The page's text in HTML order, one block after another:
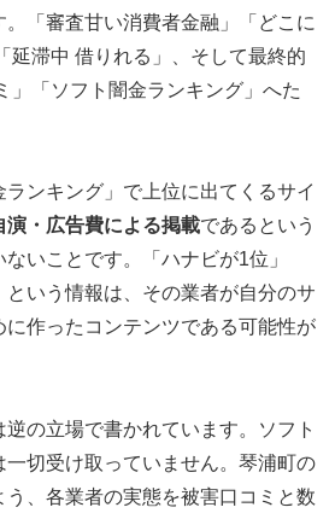
。「審査甘い消費者金融」「どこに
延滞中 借りれる」、そして最終的
」「ソフト闇金ランキング」へた
ンキング」で上位に出てくるサイ
演・広告費による掲載であるという
いことです。「ハナビが1位」
という情報は、その業者が自分のサ
に作ったコンテンツである可能性が
の立場で書かれています。ソフト
一切受け取っていません。琴浦町の
、各業者の実態を被害口コミと数